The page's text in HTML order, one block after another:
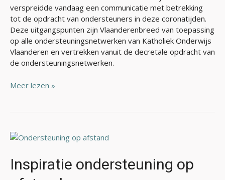
verspreidde vandaag een communicatie met betrekking
tot de opdracht van ondersteuners in deze coronatijden.
Deze uitgangspunten zijn Vlaanderenbreed van toepassing
op alle ondersteuningsnetwerken van Katholiek Onderwijs
Vlaanderen en vertrekken vanuit de decretale opdracht van
de ondersteuningsnetwerken.
Meer lezen »
Inspiratie ondersteuning op
Inspiratie
op
afstand